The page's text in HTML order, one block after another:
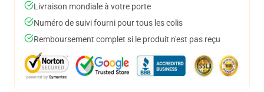
Livraison mondiale à votre porte
Numéro de suivi fourni pour tous les colis
Remboursement complet si le produit n'est pas reçu